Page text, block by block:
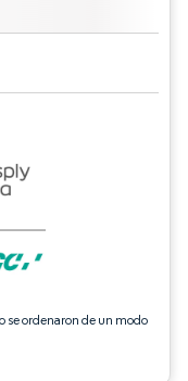
se ordenaron de un modo
según CC BY 4.0.